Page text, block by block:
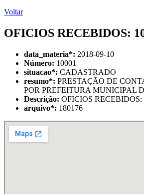
Voltar
OFICIOS RECEBIDOS:
data_materia*: 2018-09-10
Número: 10001
situacao*: CADASTRADO
resumo*: PRESTAÇÃO DE
POR PREFEITURA MUNICIPAL
Descrição: OFICIOS RECEBIDOS:
arquivo*: 180176